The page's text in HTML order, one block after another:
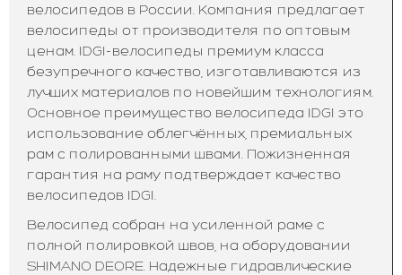
велосипедов в России. Компания предлагает
велосипеды от производителя по оптовым
ценам. IDGI-велосипеды премиум класса
безупречного качество, изготавливаются из
лучших материалов по новейшим технологиям.
Основное преимущество велосипеда IDGI это
использование облегчённых, премиальных
рам с полированными швами. Пожизненная
гарантия на раму подтверждает качество
велосипедов IDGI.
Велосипед собран на усиленной раме с
полной полировкой швов, на оборудовании
SHIMANO DEORE. Надежные гидравлические